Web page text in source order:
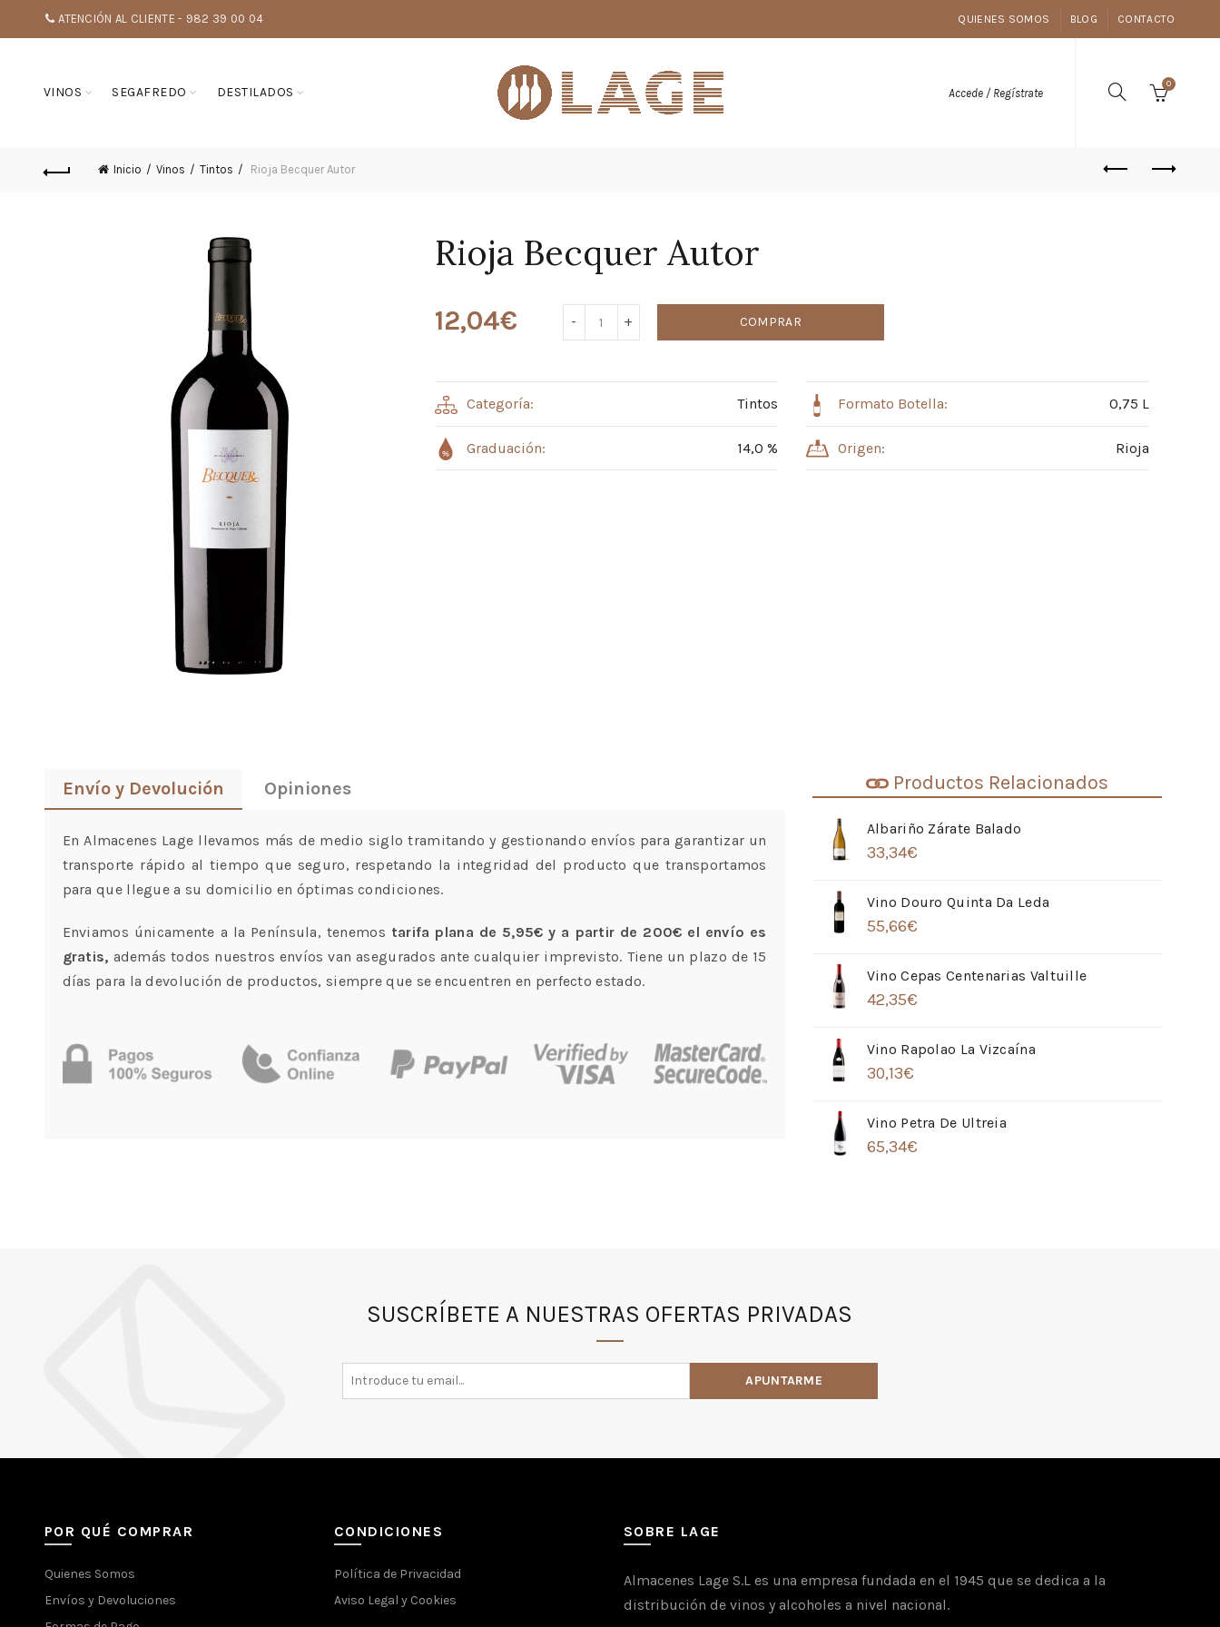
ATENCIÓN AL CLIENTE - 982 39 00 04 QUIENES SOMOS BLOG CONTACTO
VINOS SEGAFREDO DESTILADOS Accede / Regístrate
0
Inicio Vinos Tintos Rioja Becquer Autor
Rioja Becquer Autor
12,04€ COMPRAR
Categoría: Tintos
Graduación: 14,0 %
Formato Botella: 0,75 L
Origen: Rioja
Envío y Devolución Opiniones
En Almacenes Lage llevamos más de medio siglo tramitando y gestionando envíos para garantizar un
transporte rápido al tiempo que seguro, respetando la integridad del producto que transportamos
para que llegue a su domicilio en óptimas condiciones.
Enviamos únicamente a la Península, tenemos tarifa plana de 5,95€ y a partir de 200€ el envío es
gratis, además todos nuestros envíos van asegurados ante cualquier imprevisto. Tiene un plazo de 15
días para la devolución de productos, siempre que se encuentren en perfecto estado.
Productos Relacionados
Albariño Zárate Balado
33,34€
Vino Douro Quinta Da Leda
55,66€
Vino Cepas Centenarias Valtuille
42,35€
Vino Rapolao La Vizcaína
30,13€
Vino Petra De Ultreia
65,34€
SUSCRÍBETE A NUESTRAS OFERTAS PRIVADAS
POR QUÉ COMPRAR
Quienes Somos
Envíos y Devoluciones
CONDICIONES
Política de Privacidad
Aviso Legal y Cookies
SOBRE LAGE
Almacenes Lage S.L es una empresa fundada en el 1945 que se dedica a la
distribución de vinos y alcoholes a nivel nacional.